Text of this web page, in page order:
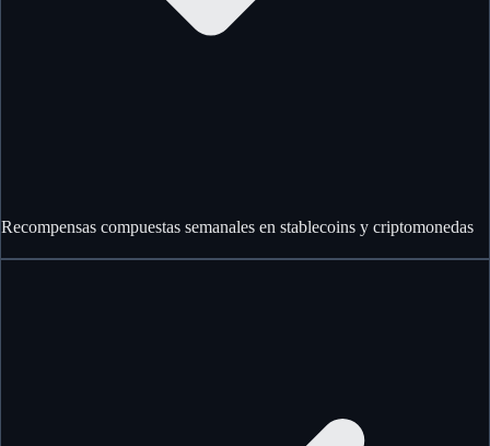
Recompensas compuestas semanales en stablecoins y criptomonedas